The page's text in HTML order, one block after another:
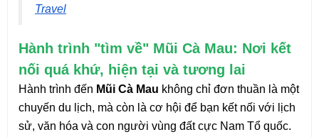
Travel
Hành trình "tìm về" Mũi Cà Mau: Nơi kết
nối quá khứ, hiện tại và tương lai
Hành trình đến Mũi Cà Mau không chỉ đơn thuần là một
chuyến du lịch, mà còn là cơ hội để bạn kết nối với lịch
sử, văn hóa và con người vùng đất cực Nam Tổ quốc.